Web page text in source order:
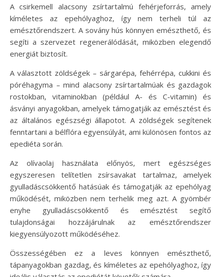
A csirkemell alacsony zsírtartalmú fehérjeforrás, amely
kíméletes az epehólyaghoz, így nem terheli túl az
emésztőrendszert. A sovány hús könnyen emészthető, és
segíti a szervezet regenerálódását, miközben elegendő
energiát biztosít.
A választott zöldségek – sárgarépa, fehérrépa, cukkini és
póréhagyma – mind alacsony zsírtartalmúak és gazdagok
rostokban, vitaminokban (például A- és C-vitamin) és
ásványi anyagokban, amelyek támogatják az emésztést és
az általános egészségi állapotot. A zöldségek segítenek
fenntartani a bélflóra egyensúlyát, ami különösen fontos az
epediéta során.
Az olívaolaj használata előnyös, mert egészséges
egyszeresen telítetlen zsírsavakat tartalmaz, amelyek
gyulladáscsökkentő hatásúak és támogatják az epehólyag
működését, miközben nem terhelik meg azt. A gyömbér
enyhe gyulladáscsökkentő és emésztést segítő
tulajdonságai hozzájárulnak az emésztőrendszer
kiegyensúlyozott működéséhez.
Összességében ez a leves könnyen emészthető,
tápanyagokban gazdag, és kíméletes az epehólyaghoz, így